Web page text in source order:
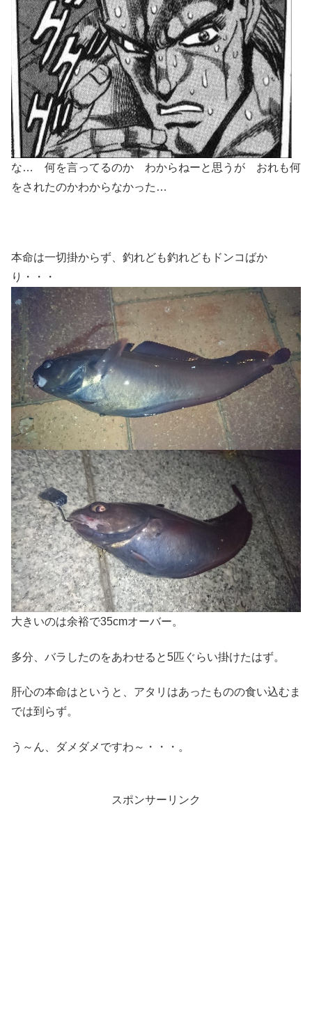
な… 何を言ってるのか わからねーと思うが おれも何
をされたのかわからなかった…
本命は一切掛からず、釣れども釣れどもドンコばか
り・・・
大きいのは余裕で35cmオーバー。
多分、バラしたのをあわせると5匹ぐらい掛けたはず。
肝心の本命はというと、アタリはあったものの食い込むま
では到らず。
う～ん、ダメダメですわ～・・・。
スポンサーリンク